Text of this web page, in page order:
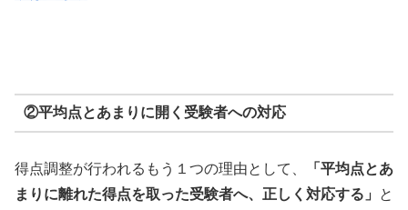
②平均点とあまりに開く受験者への対応
得点調整が行われるもう１つの理由として、
「平均点とあ
まりに離れた得点を取った受験者へ、正しく対応する」
と